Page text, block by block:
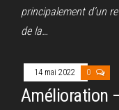
principalement d’un
de la…
14 mai 2022 0
Amélioration